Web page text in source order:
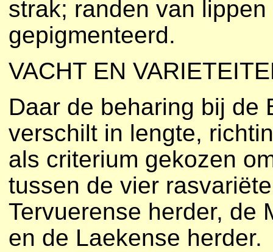
strak; randen van
gepigmenteerd.
VACHT EN
Daar de beharing bij de
verschilt in lengte,
als criterium gekozen
tussen de vier
Tervuerense herder, de
en de Laekense herder.